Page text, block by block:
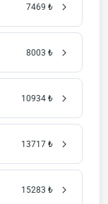
7469 ₺
8003 ₺
10934 ₺
13717 ₺
15283 ₺